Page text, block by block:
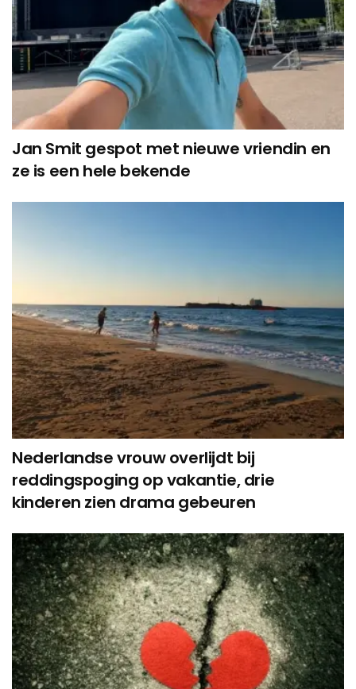
Jan Smit gespot met nieuwe vriendin en
ze is een hele bekende
Nederlandse vrouw overlijdt bij
reddingspoging op vakantie, drie
kinderen zien drama gebeuren